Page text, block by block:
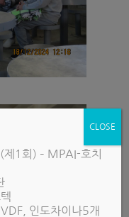
1회) – MPAI-호치
인도차이나5개
CLOSE